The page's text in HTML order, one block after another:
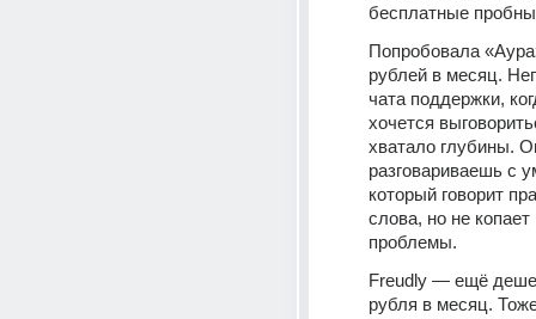
бесплатные
Попробовала
рублей в месяц.
чата поддержки,
хочется
хватало глубины.
разговариваешь с
который говорит
слова, но не копает
проблемы.
Freudly — ещё
рубля в месяц.